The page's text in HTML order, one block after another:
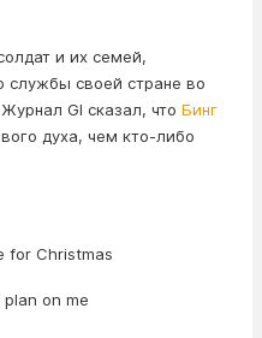
и их семей,
своей стране во
GI сказал, что Бинг
духа, чем кто-либо
me